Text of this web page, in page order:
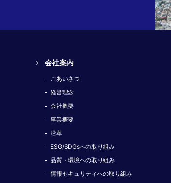
会社案内
ごあいさつ
経営理念
会社概要
事業概要
沿革
ESG/SDGsへの取り組み
品質・環境への取り組み
情報セキュリティへの取り組み